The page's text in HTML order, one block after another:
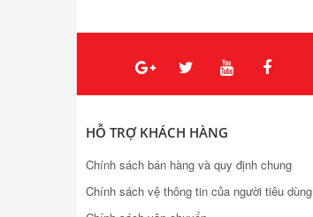
HỖ TRỢ KHÁCH HÀNG
Chính sách bán hàng và quy định chung
Chính sách vệ thông tin của người tiêu dùng